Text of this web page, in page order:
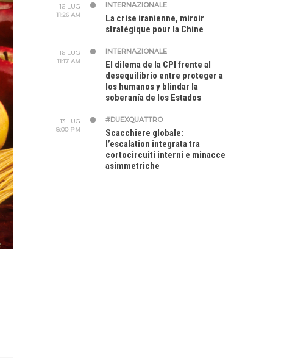
16 LUG
11:26 AM
INTERNAZIONALE
La crise iranienne, miroir
stratégique pour la Chine
16 LUG
11:17 AM
INTERNAZIONALE
El dilema de la CPI frente al
desequilibrio entre proteger a
los humanos y blindar la
soberanía de los Estados
13 LUG
8:00 PM
#DUEXQUATTRO
Scacchiere globale:
l’escalation integrata tra
cortocircuiti interni e minacce
asimmetriche